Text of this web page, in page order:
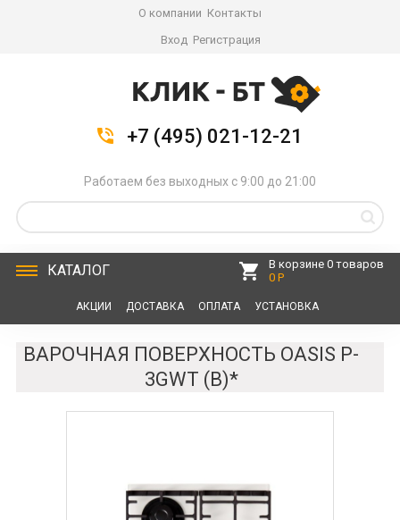
О компании Контакты
Вход Регистрация
+7 (495) 021-12-21
Работаем без выходных с 9:00 до 21:00
КАТАЛОГ
В корзине 0 товаров
0 Р
АКЦИИ ДОСТАВКА ОПЛАТА УСТАНОВКА
ВАРОЧНАЯ ПОВЕРХНОСТЬ OASIS P-
3GWT (B)*